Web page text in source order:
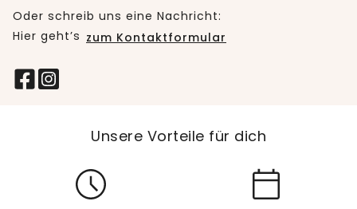
Oder schreib uns eine Nachricht:
Hier geht’s zum Kontaktformular
Unsere Vorteile für dich